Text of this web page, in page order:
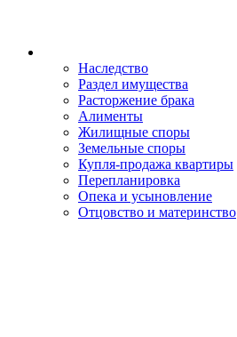
Наследство
Раздел имущества
Расторжение брака
Алименты
Жилищные споры
Земельные споры
Купля-продажа квартиры
Перепланировка
Опека и усыновление
Отцовство и материнство